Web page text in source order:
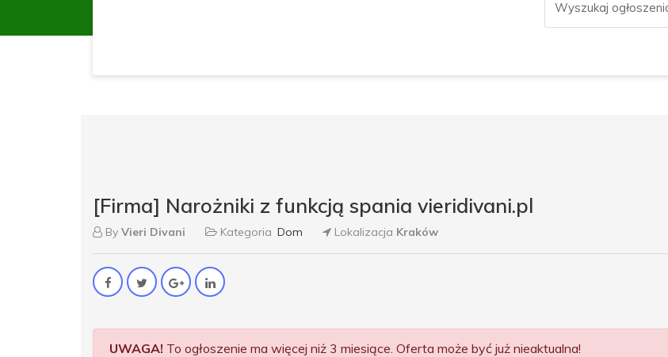
[Firma] Narożniki z funkcją spania vieridivani.pl
By Vieri Divani Kategoria Dom Lokalizacja Kraków
UWAGA! To ogłoszenie ma więcej niż 3 miesiące. Oferta może być już nieaktualna!